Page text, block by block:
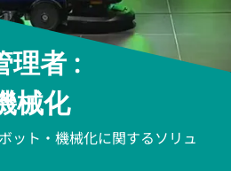
理者 :
械化
ット・機械化に関するソリュ